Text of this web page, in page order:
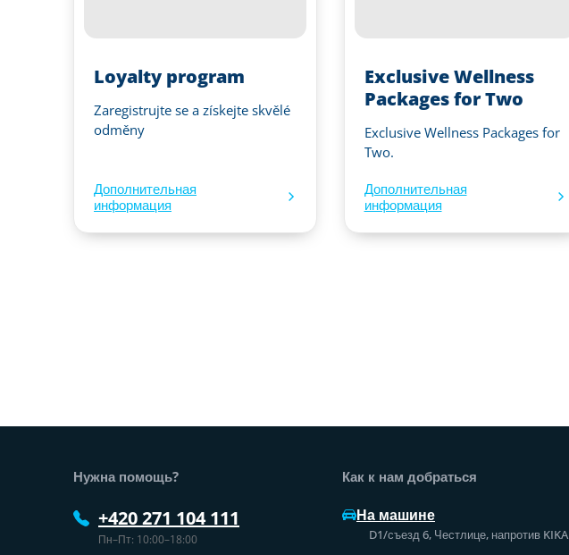
Loyalty program
Zaregistrujte se a získejte skvělé
odměny
Дополнительная
информация
Exclusive Wellness
Packages for Two
Exclusive Wellness Packages for
Two.
Дополнительная
информация
Нужна помощь?
+420 271 104 111
Пн–Пт: 10:00–18:00
Как к нам добраться
На машине
D1/съезд 6, Честлице, напротив KIKA